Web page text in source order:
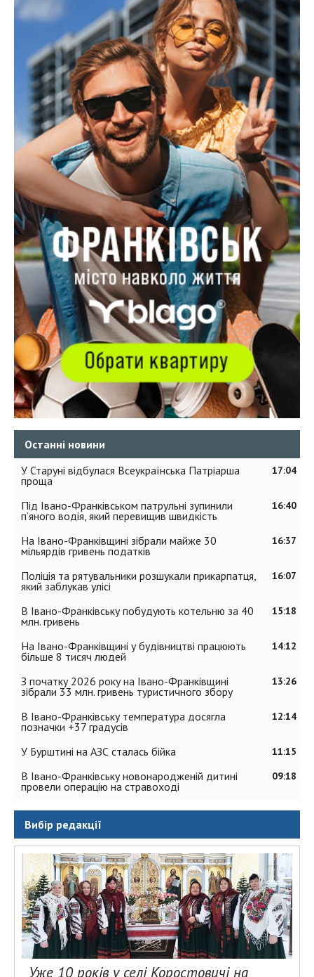
Останні новини
17:04
У Старуні відбулася Всеукраїнська Патріарша
проща
16:40
Під Івано-Франківськом патрульні зупинили
п’яного водія, який перевищив швидкість
16:37
На Івано-Франківщині зібрали майже 30
мільярдів гривень податків
16:07
Поліція та рятувальники розшукали прикарпатця,
який заблукав улісі
15:18
В Івано-Франківську побудують котельню за 40
млн. гривень
14:12
На Івано-Франківщині у будівництві працюють
більше 8 тисяч людей
13:26
З початку 2026 року на Івано-Франківщині
зібрали 33 млн. гривень туристичного збору
12:14
В Івано-Франківську температура досягла
позначки +37 градусів
11:15
У Бурштині на АЗС сталась бійка
09:18
В Івано-Франківську новонародженій дитині
провели операцію на стравоході
Вибір редакції
Уже 10 років у селі Коростовичі на